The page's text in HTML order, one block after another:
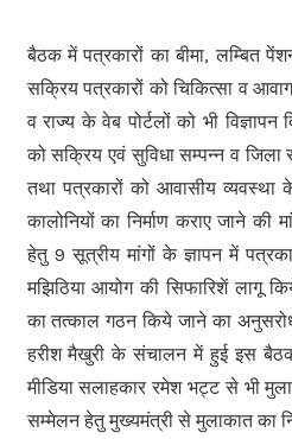
बैठक में पत्रकारों का बीमा, लम्बित
सक्रिय पत्रकारों को चिकित्सा व
व राज्य के वेब पोर्टलों को भी विज्ञापन
को सक्रिय एवं सुविधा सम्पन्न व जिला
तथा पत्रकारों को आवासीय
कालोनियों का निर्माण कराए जाने
हेतु 9 सूत्रीय मांगों के ज्ञापन में
मझिठिया आयोग की सिफारिशें लागू
का तत्काल गठन किये जाने का
हरीश मैखुरी के संचालन में हुई इस
मीडिया सलाहकार रमेश भट्ट से भी
सम्मेलन हेतु मुख्यमंत्री से मुलाकात का